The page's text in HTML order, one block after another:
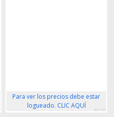
Para ver los precios debe estar
logueado. CLIC AQUÍ
421146